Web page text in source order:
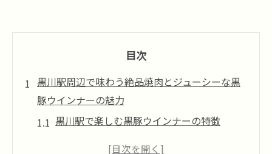
目次
黒川駅周辺で味わう絶品焼肉とジューシーな黒
豚ウインナーの魅力
黒川駅で楽しむ黒豚ウインナーの特徴
絶品焼肉メニューの魅力とは